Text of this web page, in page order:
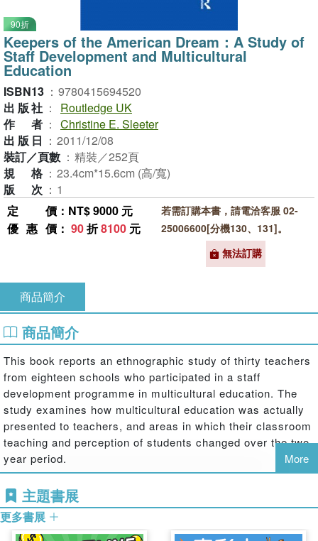
90折
Keepers of the American Dream：A Study of
Staff Development and Multicultural
Education
ISBN13 ： 9780415694520
出版社 ：
Routledge UK
作者 ： Christine E. Sleeter
出版日 ： 2011/12/08
裝訂／頁數 ： 精裝／252頁
規格 ： 23.4cm*15.6cm (高/寬)
版次 ： 1
定價 ：NT$ 9000 元
優惠價 ： 90折8100 元
若需訂購本書，請電洽客服 02-
25006600[分機130、131]。
無法訂購
商品簡介
商品簡介
This book reports an ethnographic study of thirty teachers
from eighteen schools who participated in a staff
development programme in multicultural education. The
study examines how multicultural education was actually
presented to teachers, and areas in which their classroom
teaching and perception of students changed over the two-
year period.
More
主題書展
更多書展